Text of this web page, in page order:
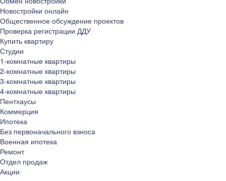
Новостройки онлайн
Общественное обсуждение проектов
Проверка регистрации ДДУ
Купить квартиру
Студии
1-комнатные квартиры
2-комнатные квартиры
3-комнатные квартиры
4-комнатные квартиры
Пентхаусы
Коммерция
Ипотека
Без первоначального взноса
Военная ипотека
Ремонт
Отдел продаж
Акции